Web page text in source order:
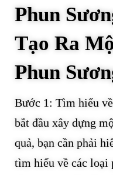
Phun
Tạo Ra
Phun
Bước 1: Tìm hiểu
bắt đầu xây dựng
quả, bạn cần phải
tìm hiểu về các loại